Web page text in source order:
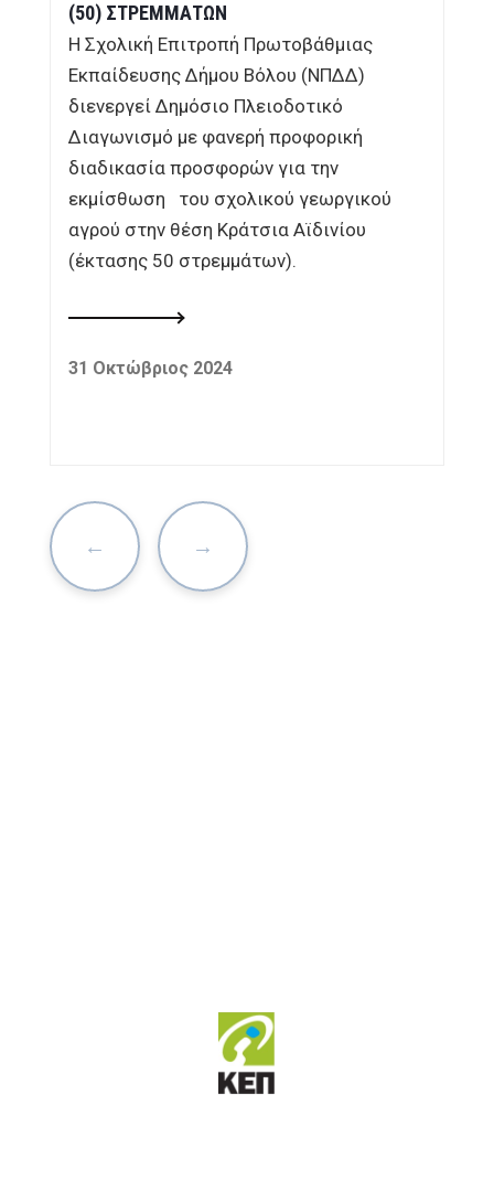
(50) ΣΤΡΕΜΜΑΤΩΝ
Η Σχολική Επιτροπή Πρωτοβάθμιας
Εκπαίδευσης Δήμου Βόλου (ΝΠΔΔ)
διενεργεί Δημόσιο Πλειοδοτικό
Διαγωνισμό με φανερή προφορική
διαδικασία προσφορών για την
εκμίσθωση του σχολικού γεωργικού
αγρού στην θέση Κράτσια Αϊδινίου
(έκτασης 50 στρεμμάτων).
31 Οκτώβριος 2024